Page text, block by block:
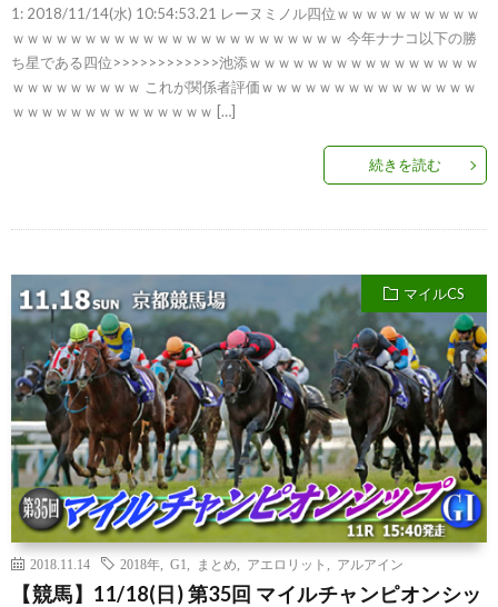
1: 2018/11/14(水) 10:54:53.21 レーヌミノル四位ｗｗｗｗｗｗｗｗｗｗ
ｗｗｗｗｗｗｗｗｗｗｗｗｗｗｗｗｗｗｗｗｗｗｗ 今年ナナコ以下の勝
ち星である四位>>>>>>>>>>>>池添ｗｗｗｗｗｗｗｗｗｗｗｗｗｗｗｗ
ｗｗｗｗｗｗｗｗｗ これが関係者評価ｗｗｗｗｗｗｗｗｗｗｗｗｗｗｗ
ｗｗｗｗｗｗｗｗｗｗｗｗｗｗ […]
続きを読む
マイルCS
2018.11.14 2018年 G1 まとめ アエロリット アルアイン
【競馬】11/18(日) 第35回 マイルチャンピオンシッ